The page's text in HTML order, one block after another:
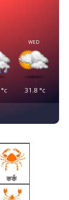
°c
WED
31.8 °c